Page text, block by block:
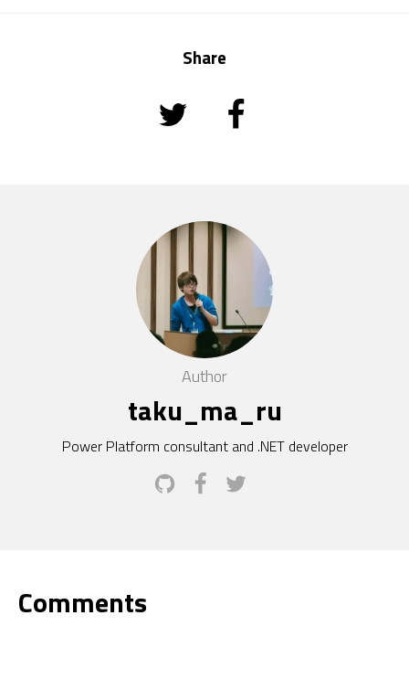
Share
Author
taku_ma_ru
Power Platform consultant and .NET developer
Comments